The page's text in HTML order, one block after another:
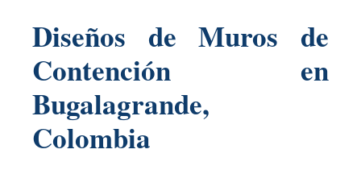
Diseños de Muros de
Contención en
Bugalagrande,
Colombia